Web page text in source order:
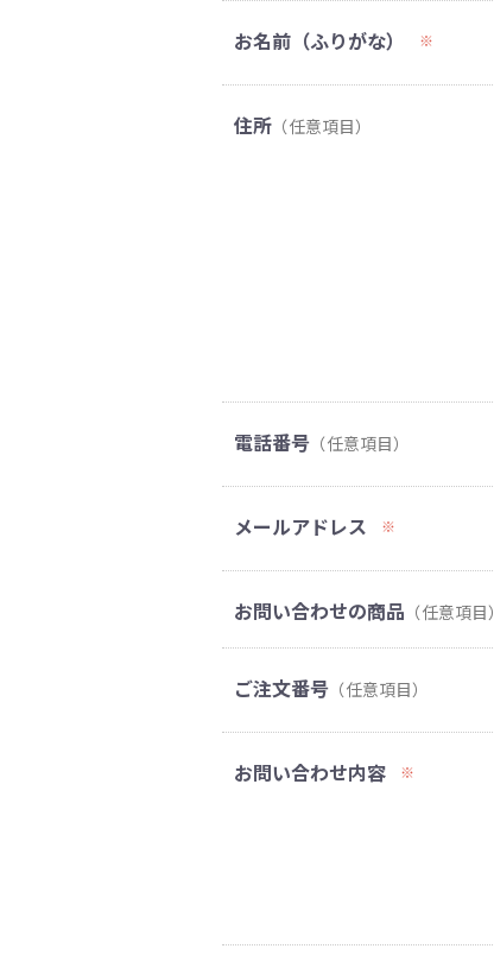
お名前（ふりがな） ※
住所 （任意項目）
電話番号 （任意項目）
メールアドレス ※
お問い合わせの商品 （任意項目）
ご注文番号 （任意項目）
お問い合わせ内容 ※